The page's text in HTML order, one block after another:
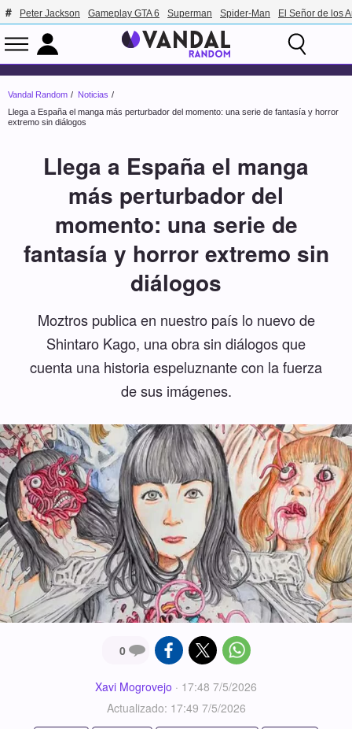
Peter Jackson Gameplay GTA 6 Superman Spider-Man El Señor de los
Vandal Random
Noticias
Llega a España el manga más perturbador del momento: una serie de fantasía y horror
extremo sin diálogos
Llega a España el manga
más perturbador del
momento: una serie de
fantasía y horror extremo sin
diálogos
Moztros publica en nuestro país lo nuevo de
Shintaro Kago, una obra sin diálogos que
cuenta una historia espeluznante con la fuerza
de sus imágenes.
0
Xavi Mogrovejo · 17:48 7/5/2026
Actualizado: 17:49 7/5/2026